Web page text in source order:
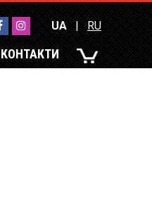
UA|RU
КОНТАКТИ